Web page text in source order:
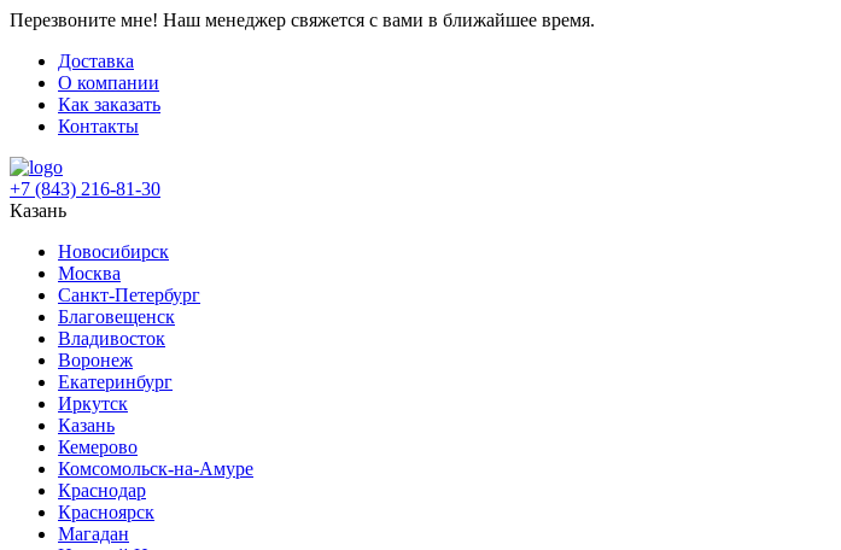
Перезвоните мне! Наш менеджер свяжется с вами в ближайшее время.
Доставка
О компании
Как заказать
Контакты
+7 (843) 216-81-30
Казань
Новосибирск
Москва
Санкт-Петербург
Благовещенск
Владивосток
Воронеж
Екатеринбург
Иркутск
Казань
Кемерово
Комсомольск-на-Амуре
Краснодар
Красноярск
Магадан